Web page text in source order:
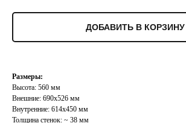
ДОБАВИТЬ В КОРЗИНУ
Размеры:
Высота: 560 мм
Внешние: 690х526 мм
Внутренние: 614х450 мм
Толщина стенок: ~ 38 мм